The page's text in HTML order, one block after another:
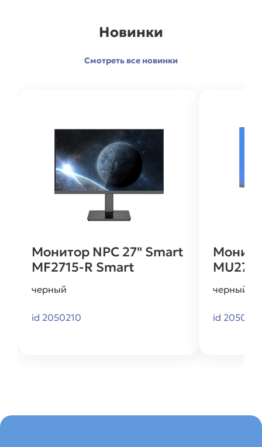
Новинки
Смотреть все новинки
Монитор NPC 27" Smart
MF2715-R Smart
черный
id 2050210
черный
id